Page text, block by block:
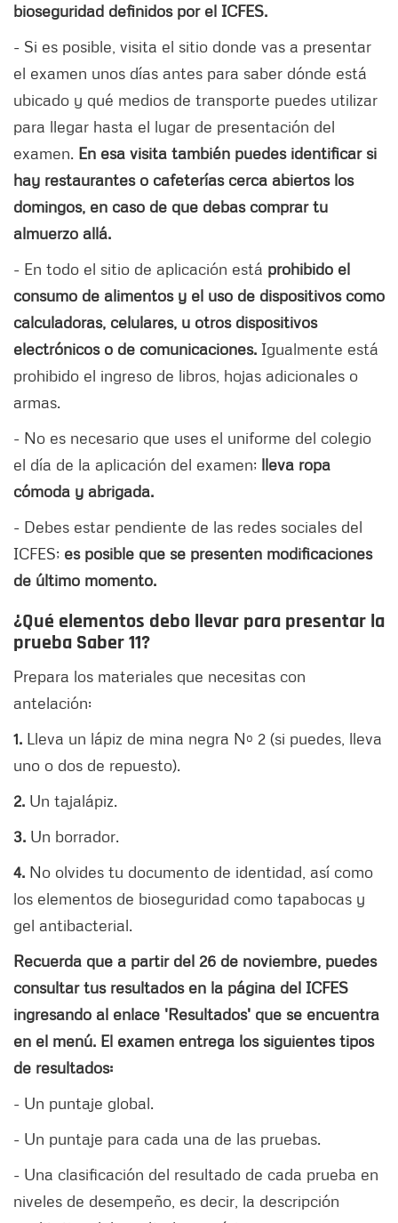
bioseguridad definidos por el ICFES.
- Si es posible, visita el sitio donde vas a presentar
el examen unos días antes para saber dónde está
ubicado y qué medios de transporte puedes utilizar
para llegar hasta el lugar de presentación del
examen. En esa visita también puedes identificar si
hay restaurantes o cafeterías cerca abiertos los
domingos, en caso de que debas comprar tu
almuerzo allá.
- En todo el sitio de aplicación está prohibido el
consumo de alimentos y el uso de dispositivos como
calculadoras, celulares, u otros dispositivos
electrónicos o de comunicaciones. Igualmente está
prohibido el ingreso de libros, hojas adicionales o
armas.
- No es necesario que uses el uniforme del colegio
el día de la aplicación del examen; lleva ropa
cómoda y abrigada.
- Debes estar pendiente de las redes sociales del
ICFES; es posible que se presenten modificaciones
de último momento.
¿Qué elementos debo llevar para presentar la
prueba Saber 11?
Prepara los materiales que necesitas con
antelación:
1. Lleva un lápiz de mina negra Nº 2 (si puedes, lleva
uno o dos de repuesto).
2. Un tajalápiz.
3. Un borrador.
4. No olvides tu documento de identidad, así como
los elementos de bioseguridad como tapabocas y
gel antibacterial.
Recuerda que a partir del 26 de noviembre, puedes
consultar tus resultados en la página del ICFES
ingresando al enlace 'Resultados' que se encuentra
en el menú. El examen entrega los siguientes tipos
de resultados:
- Un puntaje global.
- Un puntaje para cada una de las pruebas.
- Una clasificación del resultado de cada prueba en
niveles de desempeño, es decir, la descripción